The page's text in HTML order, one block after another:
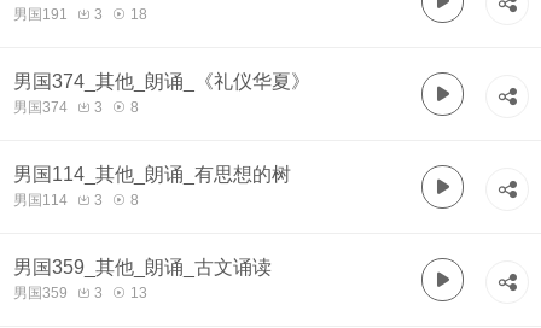
男国191 3 18
男国374_其他_朗诵_《礼仪华夏》
男国374 3 8
男国114_其他_朗诵_有思想的树
男国114 3 8
男国359_其他_朗诵_古文诵读
男国359 3 13